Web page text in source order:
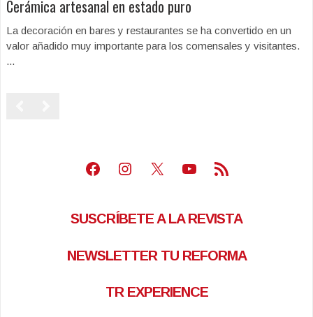
Cerámica artesanal en estado puro
La decoración en bares y restaurantes se ha convertido en un
valor añadido muy importante para los comensales y visitantes.
...
Facebook
Instagram
X Youtube
Feed RSS
SUSCRÍBETE A LA REVISTA
NEWSLETTER TU REFORMA
TR EXPERIENCE